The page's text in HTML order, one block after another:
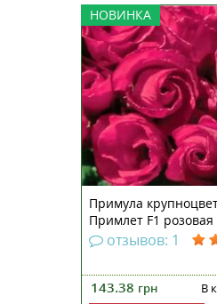
НОВИНКА
Примула
махровая
ароматными
цветами,
похожи на
кустики,
сантиметров,
смотрятся на
Примула
Примлет F1 розовая
отзывов: 1
143.38 грн В